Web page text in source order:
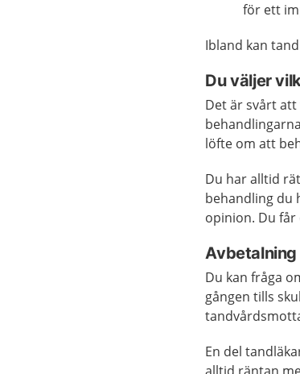
för ett
Ibland kan
Du väljer
Det är svårt
löfte om att
Du har alltid
behandling du
opinion. Du
Avbetalning
Du kan fråga
gången tills
En del